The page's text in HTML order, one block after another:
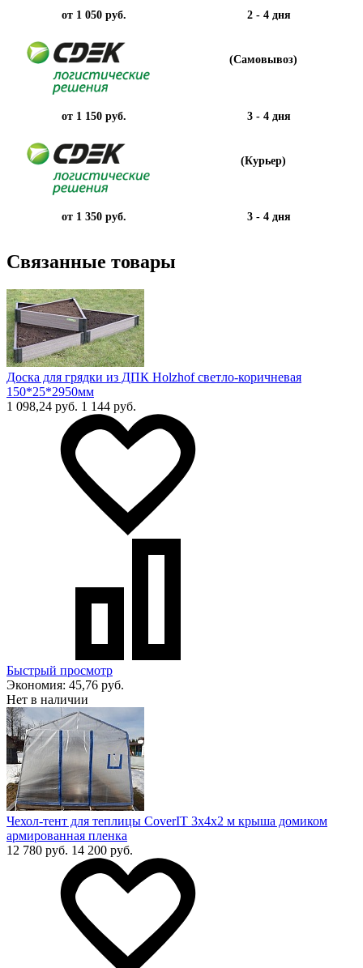
от 1 050 руб. 2 - 4 дня
(Самовывоз)
от 1 150 руб. 3 - 4 дня
(Курьер)
от 1 350 руб. 3 - 4 дня
Связанные товары
Доска для грядки из ДПК Holzhof светло-коричневая
150*25*2950мм
1 098,24 руб. 1 144 руб.
Быстрый просмотр
Экономия: 45,76 руб.
Нет в наличии
Чехол-тент для теплицы CoverIT 3х4х2 м крыша домиком
армированная пленка
12 780 руб. 14 200 руб.